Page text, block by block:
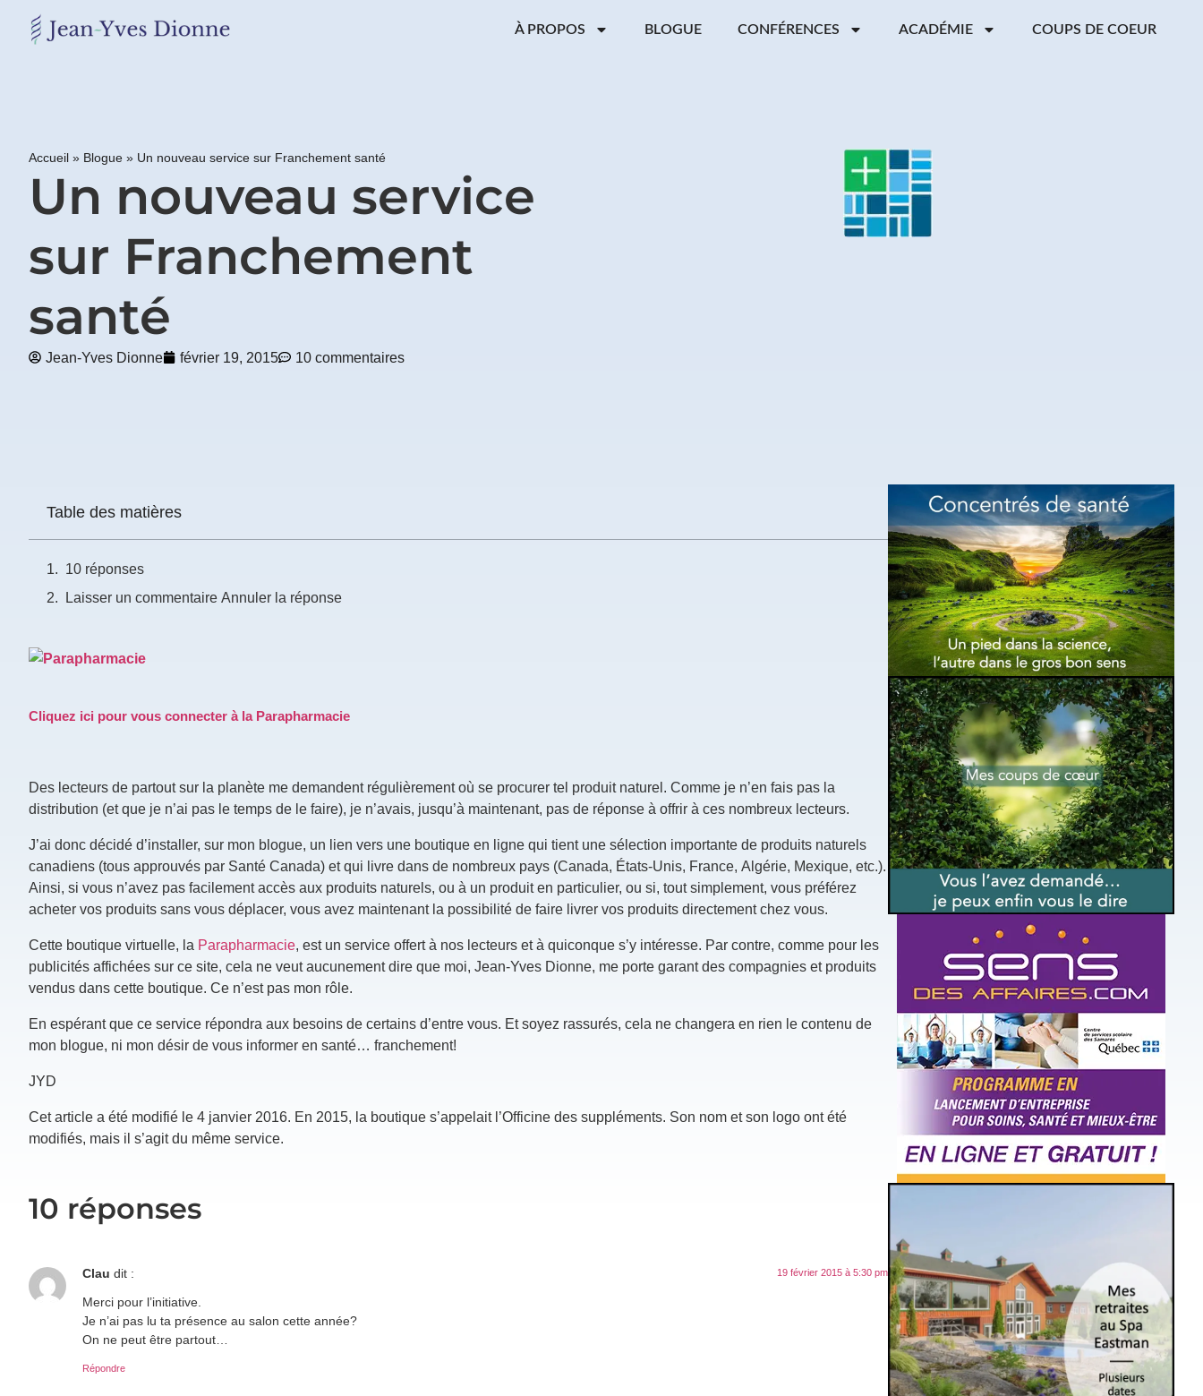
À PROPOS BLOGUE CONFÉRENCES ACADÉMIE COUPS DE COEUR
Accueil » Blogue » Un nouveau service sur Franchement santé
Un nouveau service
sur Franchement
santé
Jean-Yves Dionne février 19, 2015 10 commentaires
Table des matières
10 réponses
Laisser un commentaire Annuler la réponse
Cliquez ici pour vous connecter à la Parapharmacie
Des lecteurs de partout sur la planète me demandent régulièrement où se procurer tel produit naturel. Comme je n’en fais pas la
distribution (et que je n’ai pas le temps de le faire), je n’avais, jusqu’à maintenant, pas de réponse à offrir à ces nombreux lecteurs.
J’ai donc décidé d’installer, sur mon blogue, un lien vers une boutique en ligne qui tient une sélection importante de produits naturels
canadiens (tous approuvés par Santé Canada) et qui livre dans de nombreux pays (Canada, États-Unis, France, Algérie, Mexique, etc.).
Ainsi, si vous n’avez pas facilement accès aux produits naturels, ou à un produit en particulier, ou si, tout simplement, vous préférez
acheter vos produits sans vous déplacer, vous avez maintenant la possibilité de faire livrer vos produits directement chez vous.
Cette boutique virtuelle, la Parapharmacie, est un service offert à nos lecteurs et à quiconque s’y intéresse. Par contre, comme pour les
publicités affichées sur ce site, cela ne veut aucunement dire que moi, Jean-Yves Dionne, me porte garant des compagnies et produits
vendus dans cette boutique. Ce n’est pas mon rôle.
En espérant que ce service répondra aux besoins de certains d’entre vous. Et soyez rassurés, cela ne changera en rien le contenu de
mon blogue, ni mon désir de vous informer en santé… franchement!
JYD
Cet article a été modifié le 4 janvier 2016. En 2015, la boutique s’appelait l’Officine des suppléments. Son nom et son logo ont été
modifiés, mais il s’agit du même service.
10 réponses
Clau dit : 19 février 2015 à 5:30 pm
Merci pour l’initiative.
Je n’ai pas lu ta présence au salon cette année?
On ne peut être partout…
Répondre
Obtenez
gratuitement
mon
GRAS,
MAUVAIS
en
vous
à
Courriel
Vous
vous
tout
temps
Je